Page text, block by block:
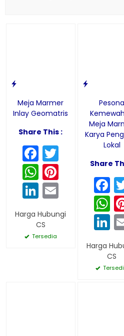
Meja Marmer
Inlay Geomatris
Share This :
Facebook
Twitter
WhatsApp
LinkedIn
Email
Harga Hubungi
CS
Tersedia
Pesona
Meja
Karya
Lokal
Share
Harga
CS